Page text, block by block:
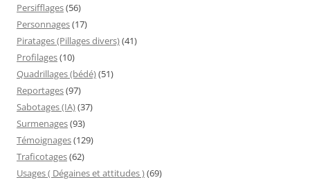
Persifflages(56)
Personnages(17)
Piratages (Pillages divers)(41)
Profilages(10)
Quadrillages (bédé)(51)
Reportages(97)
Sabotages (IA)(37)
Surmenages(93)
Témoignages(129)
Traficotages(62)
Usages ( Dégaines et attitudes )(69)